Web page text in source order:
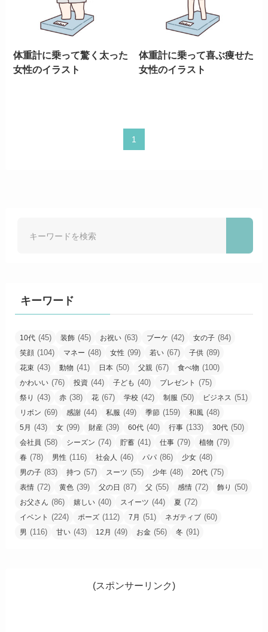
体重計に乗って驚く太った
女性のイラスト
体重計に乗って喜ぶ痩せた
女性のイラスト
1
キーワード
10代 (45) 装飾 (45) お祝い (63) ブーケ (42) 女の子 (84)
笑顔 (104) マネー (48) 女性 (99) 若い (67) 子供 (89)
花束 (43) 動物 (41) 日本 (50) 父親 (67) 食べ物 (100)
かわいい (76) 投資 (44) 子ども (40) プレゼント (75)
祭り (43) 赤 (38) 花 (67) 学校 (42) 制服 (50) ビジネス (51)
リボン (69) 感謝 (44) 私服 (49) 季節 (159) 和風 (48)
5月 (43) 女 (99) 財産 (39) 60代 (40) 行事 (133) 30代 (50)
会社員 (58) シーズン (74) 貯蓄 (41) 仕事 (79) 植物 (79)
春 (78) 男性 (116) 社会人 (46) パパ (86) 少女 (48)
男の子 (83) 持つ (57) スーツ (55) 少年 (48) 20代 (75)
表情 (72) 黄色 (39) 父の日 (87) 父 (55) 感情 (72) 飾り (50)
お父さん (86) 嬉しい (40) スイーツ (44) 夏 (72)
イベント (224) ポーズ (112) 7月 (51) ネガティブ (60)
男 (116) 甘い (43) 12月 (49) お金 (56) 冬 (91)
(スポンサーリンク)